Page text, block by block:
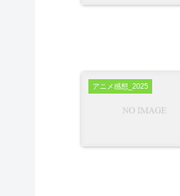
アニメ感想_2025